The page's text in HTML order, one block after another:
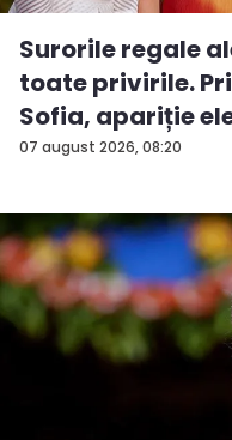
07 august 2026, 08:20
Surorile regale
toate privirile.
Sofia, apariție